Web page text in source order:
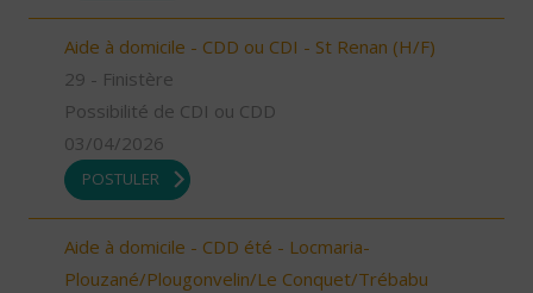
Aide à domicile - CDD ou CDI - St Renan (H/F)
29 - Finistère
Possibilité de CDI ou CDD
03/04/2026
POSTULER
Aide à domicile - CDD été - Locmaria-
Plouzané/Plougonvelin/Le Conquet/Trébabu